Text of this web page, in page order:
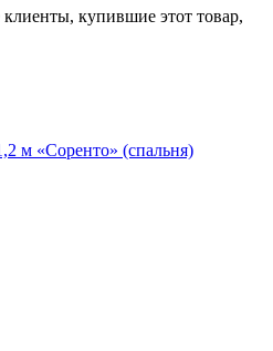
купившие этот товар,
м «Соренто» (спальня)